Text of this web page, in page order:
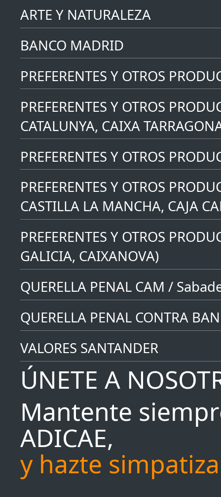
ARTE Y NATURALEZA
BANCO MADRID
PREFERENTES Y OTROS
PREFERENTES Y OTROS
CATALUNYA, CAIXA
PREFERENTES Y OTROS
PREFERENTES Y OTROS
CASTILLA LA MANCHA, CAJA
PREFERENTES Y OTROS
GALICIA, CAIXANOVA)
QUERELLA PENAL CAM /
QUERELLA PENAL CONTRA
VALORES SANTANDER
ÚNETE A
Mantente
ADICAE,
y hazte